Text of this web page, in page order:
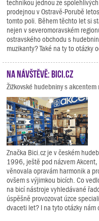
technikou jednou ze
prodejnou v Ostravě-Porubě
tomto poli. Během těchto let si
nejen v severomoravském
ostravského obchodu s
muzikanty? Také na ty to otázky
Na návštěvě: Bici.cz
Žižkovské hudebniny s akcentem
Značka Bici.cz je v českém
1996, ještě pod názvem
věnovala opravám harmonik a
ovšem s výjimkou bicích. Co
na bicí nástroje vyhledávané
úspěšně provozovat úzce
dvaceti let? I na tyto otázky nám